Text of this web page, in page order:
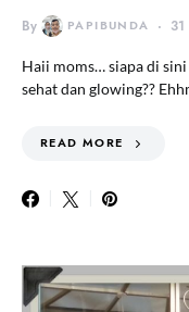
By PAPIBUNDA
Haii moms… siapa di
sehat dan glowing??
READ MORE